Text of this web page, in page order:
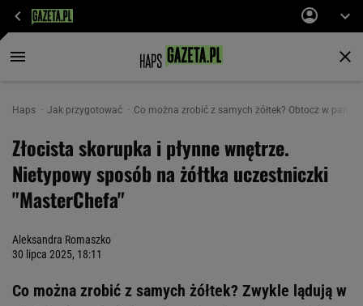
Haps Jak przygotować Co można zrobić z samych żółtek? Obtocz w
Złocista skorupka i płynne wnętrze.
Nietypowy sposób na żółtka uczestniczki
"MasterChefa"
Aleksandra Romaszko
30 lipca 2025, 18:11
Co można zrobić z samych żółtek? Zwykle lądują w